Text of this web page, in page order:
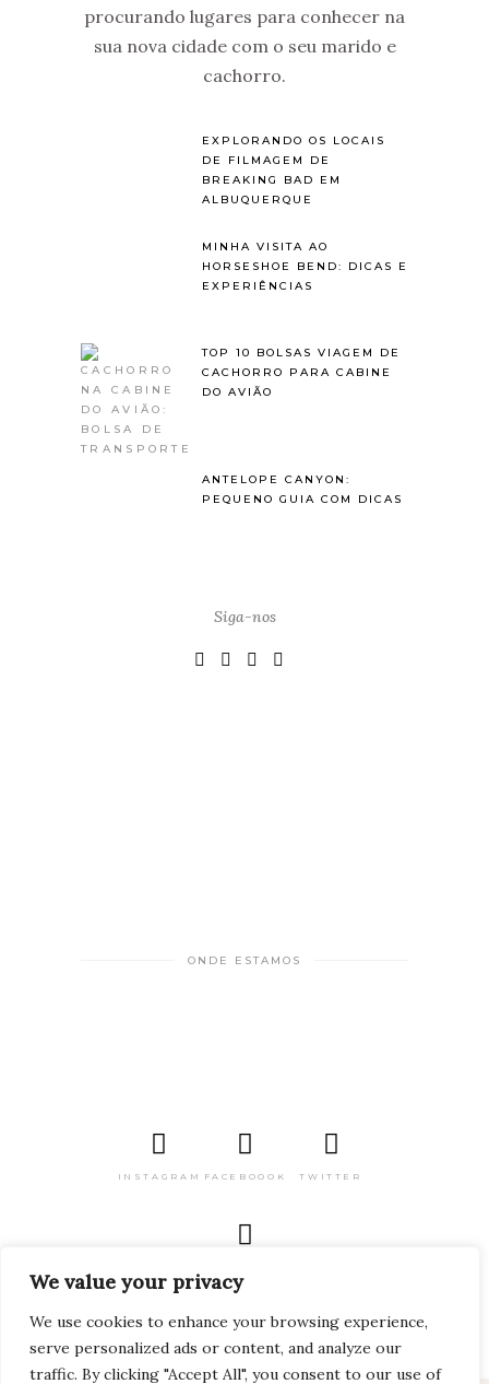
We value your privacy
We use cookies to enhance your browsing experience,
serve personalized ads or content, and analyze our
traffic. By clicking "Accept All", you consent to our use of
procurando lugares para conhecer na
sua nova cidade com o seu marido e
cachorro.
EXPLORANDO OS LOCAIS
DE FILMAGEM DE
BREAKING BAD EM
ALBUQUERQUE
MINHA VISITA AO
HORSESHOE BEND: DICAS E
EXPERIÊNCIAS
TOP 10 BOLSAS VIAGEM DE
CACHORRO PARA CABINE
DO AVIÃO
ANTELOPE CANYON:
PEQUENO GUIA COM DICAS
Siga-nos
ONDE ESTAMOS
INSTAGRAM FACEBOOOK TWITTER